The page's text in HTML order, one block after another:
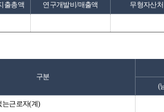
출총액 연구개발비/매출액 무형자산
구분
(
는근로자(계)